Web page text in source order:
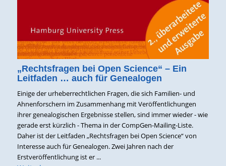
„Rechtsfragen bei Open Science“ – Ein
Leitfaden … auch für Genealogen
Einige der urheberrechtlichen Fragen, die sich Familien- und
Ahnenforschern im Zusammenhang mit Veröffentlichungen
ihrer genealogischen Ergebnisse stellen, sind immer wieder - wie
gerade erst kürzlich - Thema in der CompGen-Mailing-Liste.
Daher ist der Leitfaden „Rechtsfragen bei Open Science“ von
Interesse auch für Genealogen. Zwei Jahren nach der
Erstveröffentlichung ist er ...